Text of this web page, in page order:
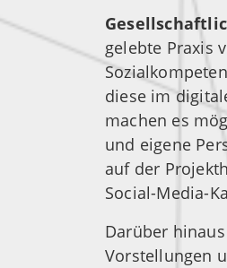
gelebte Praxis
diese im
machen es
und eigene
auf der
Social-Media-
Darüber
Vorstellungen